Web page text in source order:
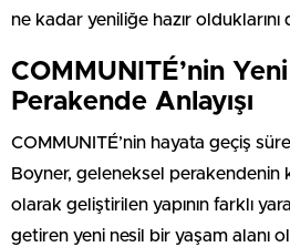
ne kadar yeniliğe hazır olduklarını
COMMUNITÉ’nin Yeni
Perakende Anlayışı
COMMUNITÉ’nin hayata geçiş
Boyner, geleneksel perakendenin
olarak geliştirilen yapının farklı
getiren yeni nesil bir yaşam alanı